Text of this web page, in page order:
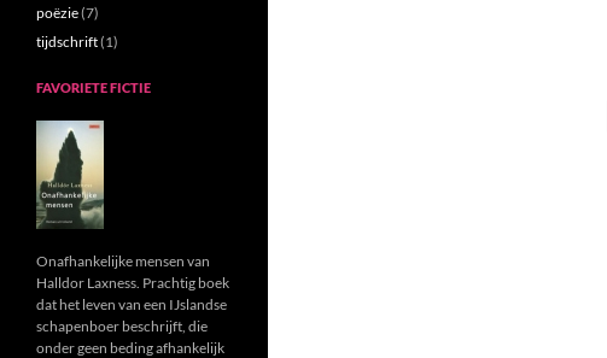
poëzie(7)
tijdschrift(1)
FAVORIETE FICTIE
Onafhankelijke mensen van
Halldor Laxness. Prachtig boek
dat het leven van een IJslandse
schapenboer beschrijft, die
onder geen beding afhankelijk